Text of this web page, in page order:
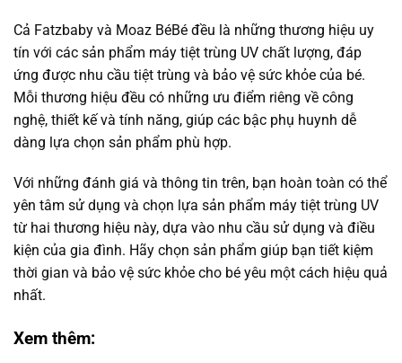
Cả Fatzbaby và Moaz BéBé đều là những thương hiệu uy
tín với các sản phẩm máy tiệt trùng UV chất lượng, đáp
ứng được nhu cầu tiệt trùng và bảo vệ sức khỏe của bé.
Mỗi thương hiệu đều có những ưu điểm riêng về công
nghệ, thiết kế và tính năng, giúp các bậc phụ huynh dễ
dàng lựa chọn sản phẩm phù hợp.
Với những đánh giá và thông tin trên, bạn hoàn toàn có thể
yên tâm sử dụng và chọn lựa sản phẩm máy tiệt trùng UV
từ hai thương hiệu này, dựa vào nhu cầu sử dụng và điều
kiện của gia đình. Hãy chọn sản phẩm giúp bạn tiết kiệm
thời gian và bảo vệ sức khỏe cho bé yêu một cách hiệu quả
nhất.
Xem thêm: